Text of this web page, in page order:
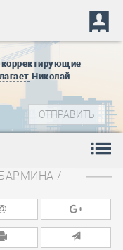
Николай
/